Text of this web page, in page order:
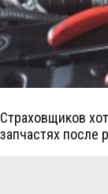
Страховщиков
запчастях после